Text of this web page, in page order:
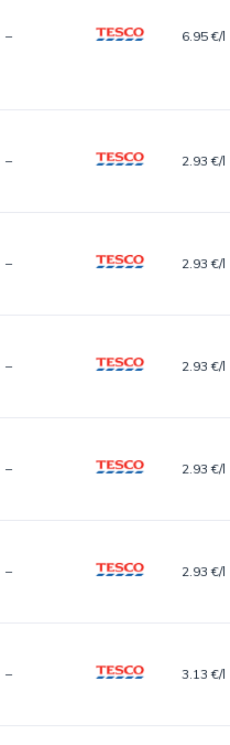
– 6.95 €/l
– 2.93 €/l
– 2.93 €/l
– 2.93 €/l
– 2.93 €/l
– 2.93 €/l
– 3.13 €/l